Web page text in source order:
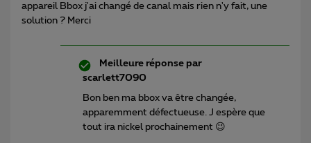
appareil Bbox j'ai changé de canal mais rien n'y fait, une
solution ? Merci
Meilleure réponse par
scarlett7090
Bon ben ma bbox va être changée,
apparemment défectueuse. J espère que
tout ira nickel prochainement 😉